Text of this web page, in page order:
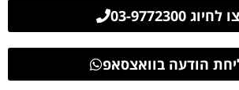
03-9772300
הודעה בוואצסאפ